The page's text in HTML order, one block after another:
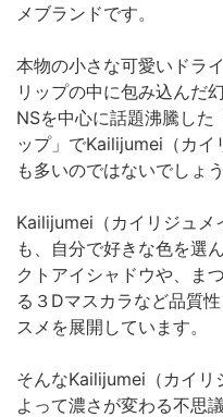
メブランドです。
本物の小さな可愛いドラ
リップの中に包み込んだ
NSを中心に話題沸騰し
ップ」でKailijumei（カ
も多いのではないでしょ
Kailijumei（カイリジュメ
も、自分で好きな色を選
クトアイシャドウや、ま
る３Dマスカラなど品質
スメを展開しています。
そんなKailijumei（カイリ
よって濃さが変わる不思